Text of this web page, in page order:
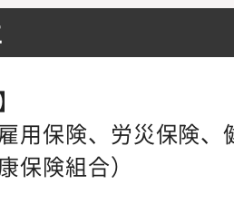
用保険、労災保険
保険組合）